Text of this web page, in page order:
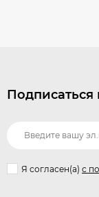
Подписаться
Я согласен(a) с